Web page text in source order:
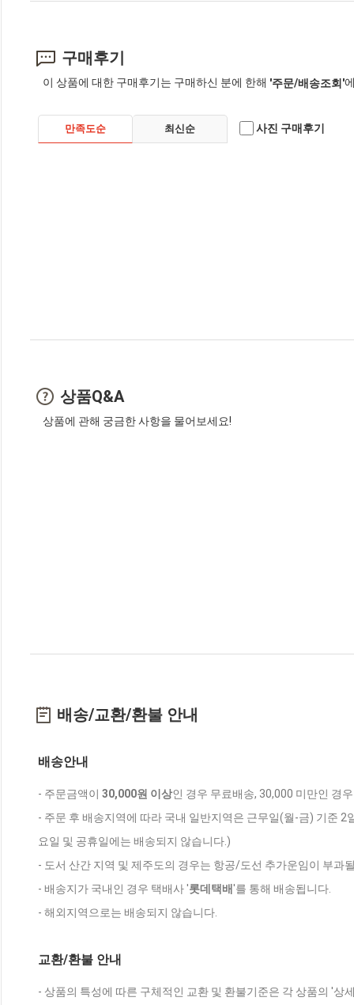
구매후기
이 상품에 대한 구매후기는 구매하신 분에 한해 '주문/배송조회'
만족도순 최신순 사진 구매후기
상품Q&A
상품에 관해 궁금한 사항을 물어보세요!
배송/교환/환불 안내
배송안내
- 주문금액이 30,000원 이상인 경우 무료배송, 30,000 미만인 경
- 주문 후 배송지역에 따라 국내 일반지역은 근무일(월-금) 기준
요일 및 공휴일에는 배송되지 않습니다.)
- 도서 산간 지역 및 제주도의 경우는 항공/도선 추가운임이 부과
- 배송지가 국내인 경우 택배사 '롯데택배'를 통해 배송됩니다.
- 해외지역으로는 배송되지 않습니다.
교환/환불 안내
- 상품의 특성에 따른 구체적인 교환 및 환불기준은 각 상품의 '상